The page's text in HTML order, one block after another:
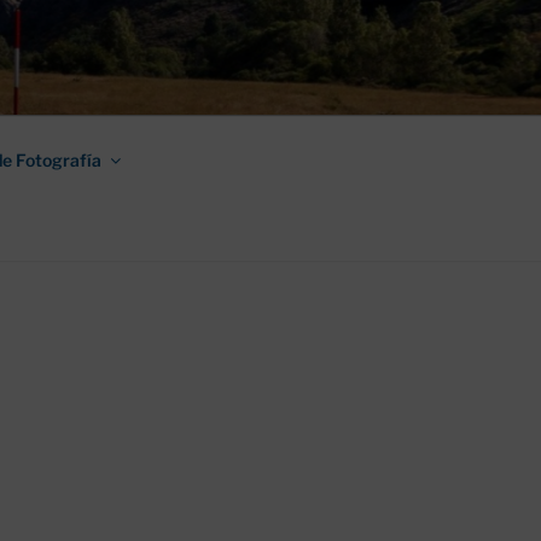
DE
Fotografía